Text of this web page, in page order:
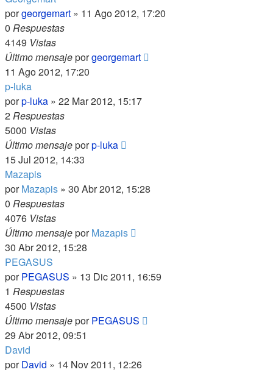
porgeorgemart » 11 Ago 2012, 17:20
0 Respuestas
4149 Vistas
Último mensajeporgeorgemart
11 Ago 2012, 17:20
p-luka
porp-luka » 22 Mar 2012, 15:17
2Respuestas
5000 Vistas
Último mensajeporp-luka
15 Jul 2012, 14:33
Mazapis
porMazapis » 30 Abr 2012, 15:28
0 Respuestas
4076 Vistas
Último mensajeporMazapis
30 Abr 2012, 15:28
PEGASUS
porPEGASUS » 13 Dic 2011, 16:59
1 Respuestas
4500 Vistas
Último mensajeporPEGASUS
29 Abr 2012, 09:51
David
porDavid » 14 Nov 2011, 12:26